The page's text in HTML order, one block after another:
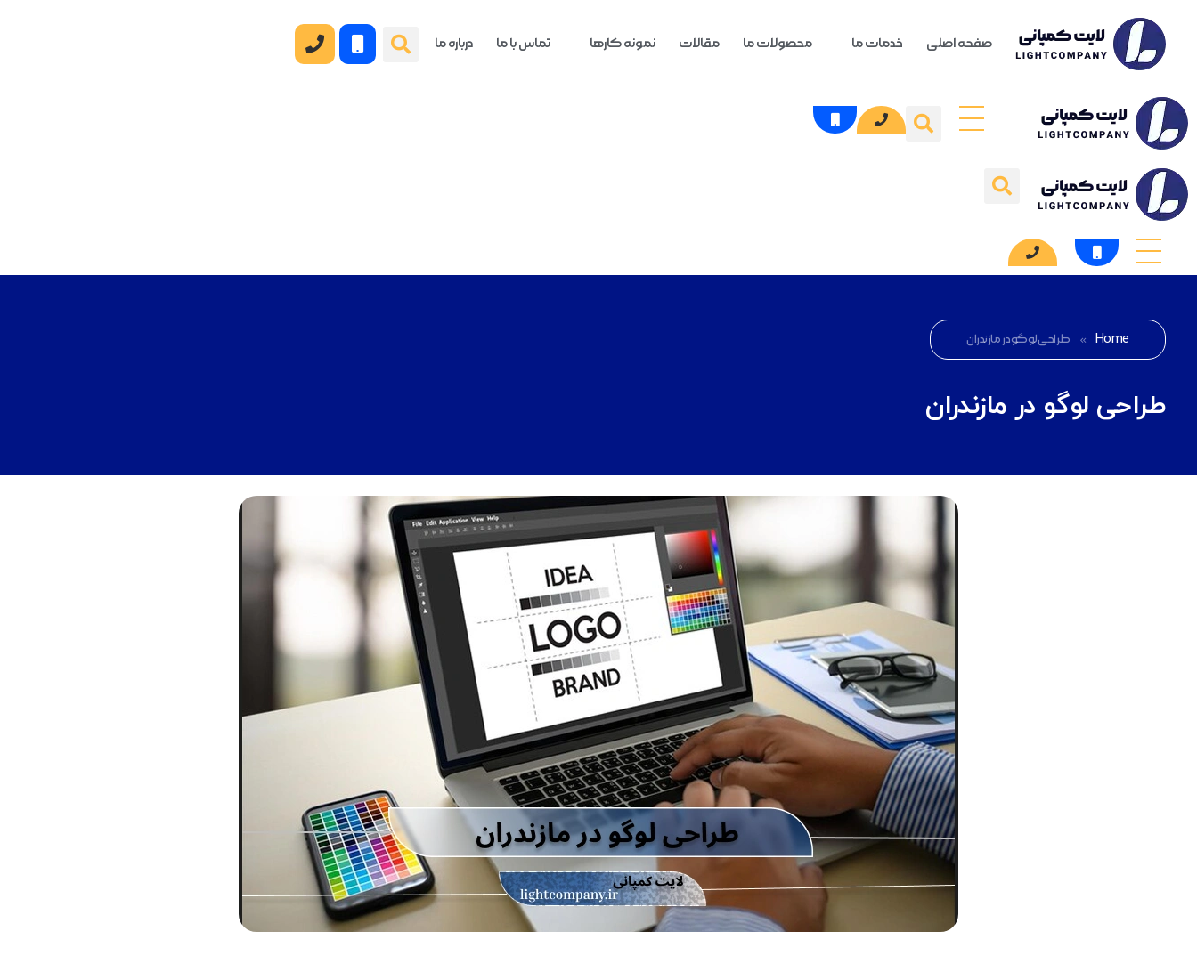
صفحه اصلی خدمات ما محصولات ما مقالات نمونه کارها تماس با ما درباره ما
Home
» طراحی لوگو در مازندران
طراحی لوگو در مازندران